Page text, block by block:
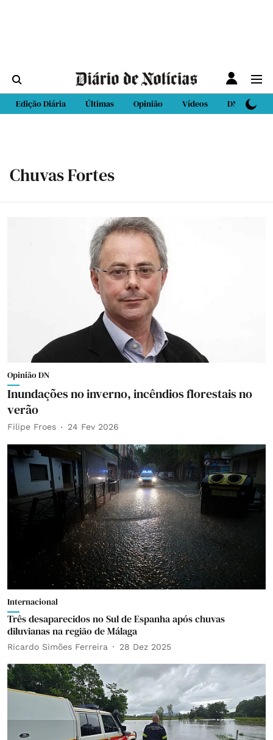
Edição Diária Últimas Opinião Vídeos DN Sport
Chuvas Fortes
Opinião DN
Inundações no inverno, incêndios florestais no
verão
Filipe Froes 24 Fev 2026
Internacional
Três desaparecidos no Sul de Espanha após chuvas
diluvianas na região de Málaga
Ricardo Simões Ferreira 28 Dez 2025